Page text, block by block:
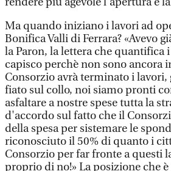
Ma quando iniziano i lavori ad
Bonifica Valli di Ferrara? «Avevo
la Paron, la lettera che quantifica
capisco perchè non sono ancora
Consorzio avrà terminato i
fiato sul collo, noi siamo pronti
asfaltare a nostre spese tutta la
d'accordo sul fatto che il
della spesa per sistemare le
riconosciuto il 50% di quanto i
Consorzio per far fronte a questi
proprio di no!» La posizione che è